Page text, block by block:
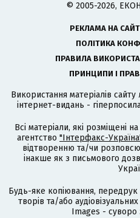
© 2005-2026,
РЕКЛАМА НА
ПОЛІТИКА
ПРАВИЛА
ПРИНЦИПИ І
Використання матеріалів
інтернет-видань -
Всі матеріали, які розміщені
агентство "Інтерфакс-
відтворенню та/чи
інакше як з письмового
Будь-яке копіювання, передрук
творів та/або
Images - суворо